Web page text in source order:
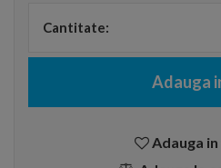
Cantitate:
Adauga
Adauga